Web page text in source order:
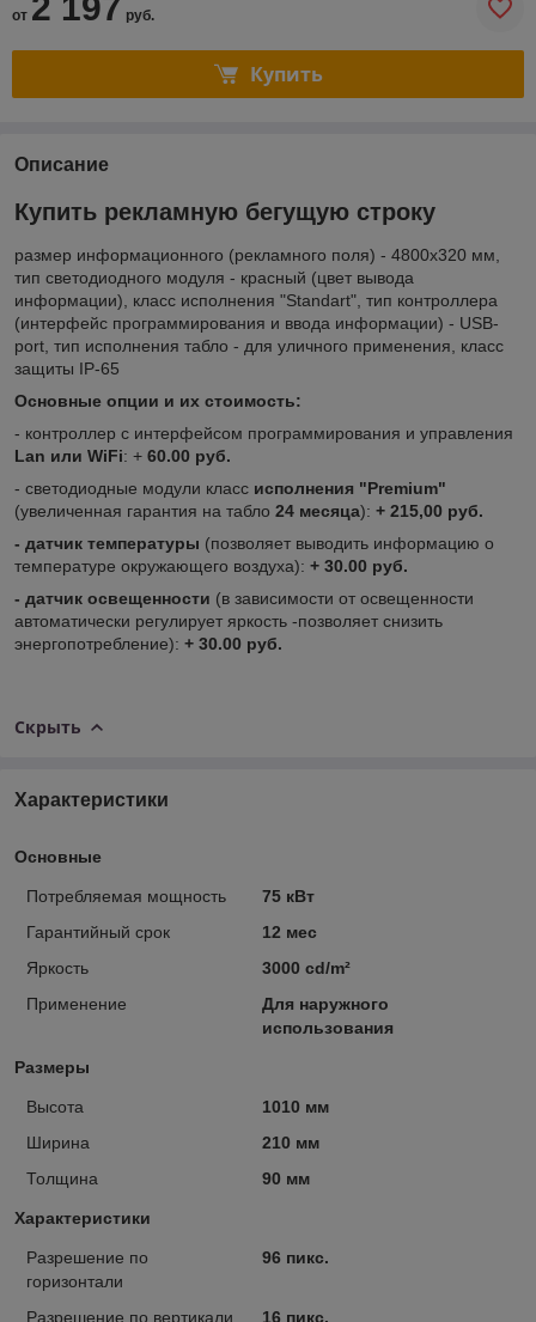
от руб.
Купить
Описание
Купить рекламную бегущую строку
размер информационного (рекламного поля) - 4800х320 мм,
тип светодиодного модуля - красный (цвет вывода
информации), класс исполнения "Standart", тип контроллера
(интерфейс программирования и ввода информации) - USB-
port, тип исполнения табло - для уличного применения, класс
защиты IP-65
Основные опции и их стоимость:
- контроллер с интерфейсом программирования и управления
Lan или WiFi: + 60.00 руб.
- светодиодные модули класс исполнения "Premium"
(увеличенная гарантия на табло 24 месяца): + 215,00 руб.
- датчик температуры (позволяет выводить информацию о
температуре окружающего воздуха): + 30.00 руб.
- датчик освещенности (в зависимости от освещенности
автоматически регулирует яркость -позволяет снизить
энергопотребление): + 30.00 руб.
Скрыть
Характеристики
Основные
Потребляемая мощность
75 кВт
Гарантийный срок
12 мес
Яркость
3000 cd/m²
Применение
Для наружного
использования
Размеры
Высота
1010 мм
Ширина
210 мм
Толщина
90 мм
Характеристики
Разрешение по
горизонтали
96 пикс.
Разрешение по вертикали 16 пикс.